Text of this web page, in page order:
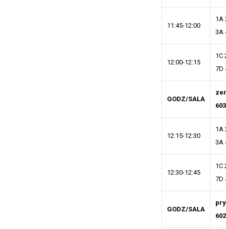
11:45-12:00
1A
3A
12:00-12:15
1C
7D
GODZ/SALA
603
12:15-12:30
1A
3A
12:30-12:45
1C
7D
GODZ/SALA
602